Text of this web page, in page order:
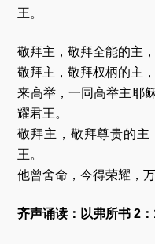
王。
敬拜主，敬拜全能的主
敬拜主，敬拜权柄的主
来高举，一同高举主耶
耀君王。
敬拜主，敬拜尊贵的主
王。
他曾舍命，今得荣耀，万
齐声诵读：以弗所书 2